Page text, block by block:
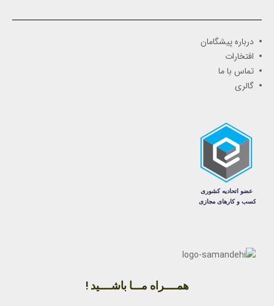
درباره پیشگامان
افتخارات
تماس با ما
گالری
همــــراه مـــا باشــــید !